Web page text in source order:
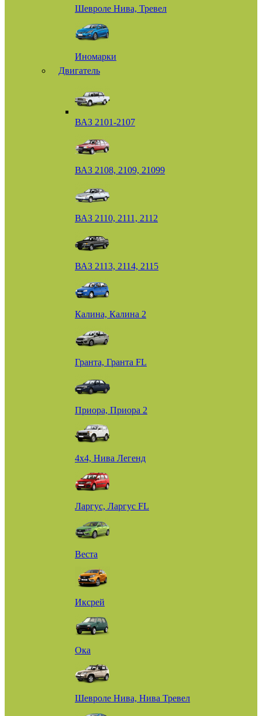
Шевроле Нива, Тревел
Иномарки
Двигатель
ВАЗ 2101-2107
ВАЗ 2108, 2109, 21099
ВАЗ 2110, 2111, 2112
ВАЗ 2113, 2114, 2115
Калина, Калина 2
Гранта, Гранта FL
Приора, Приора 2
4х4, Нива Легенд
Ларгус, Ларгус FL
Веста
Иксрей
Ока
Шевроле Нива, Нива Тревел